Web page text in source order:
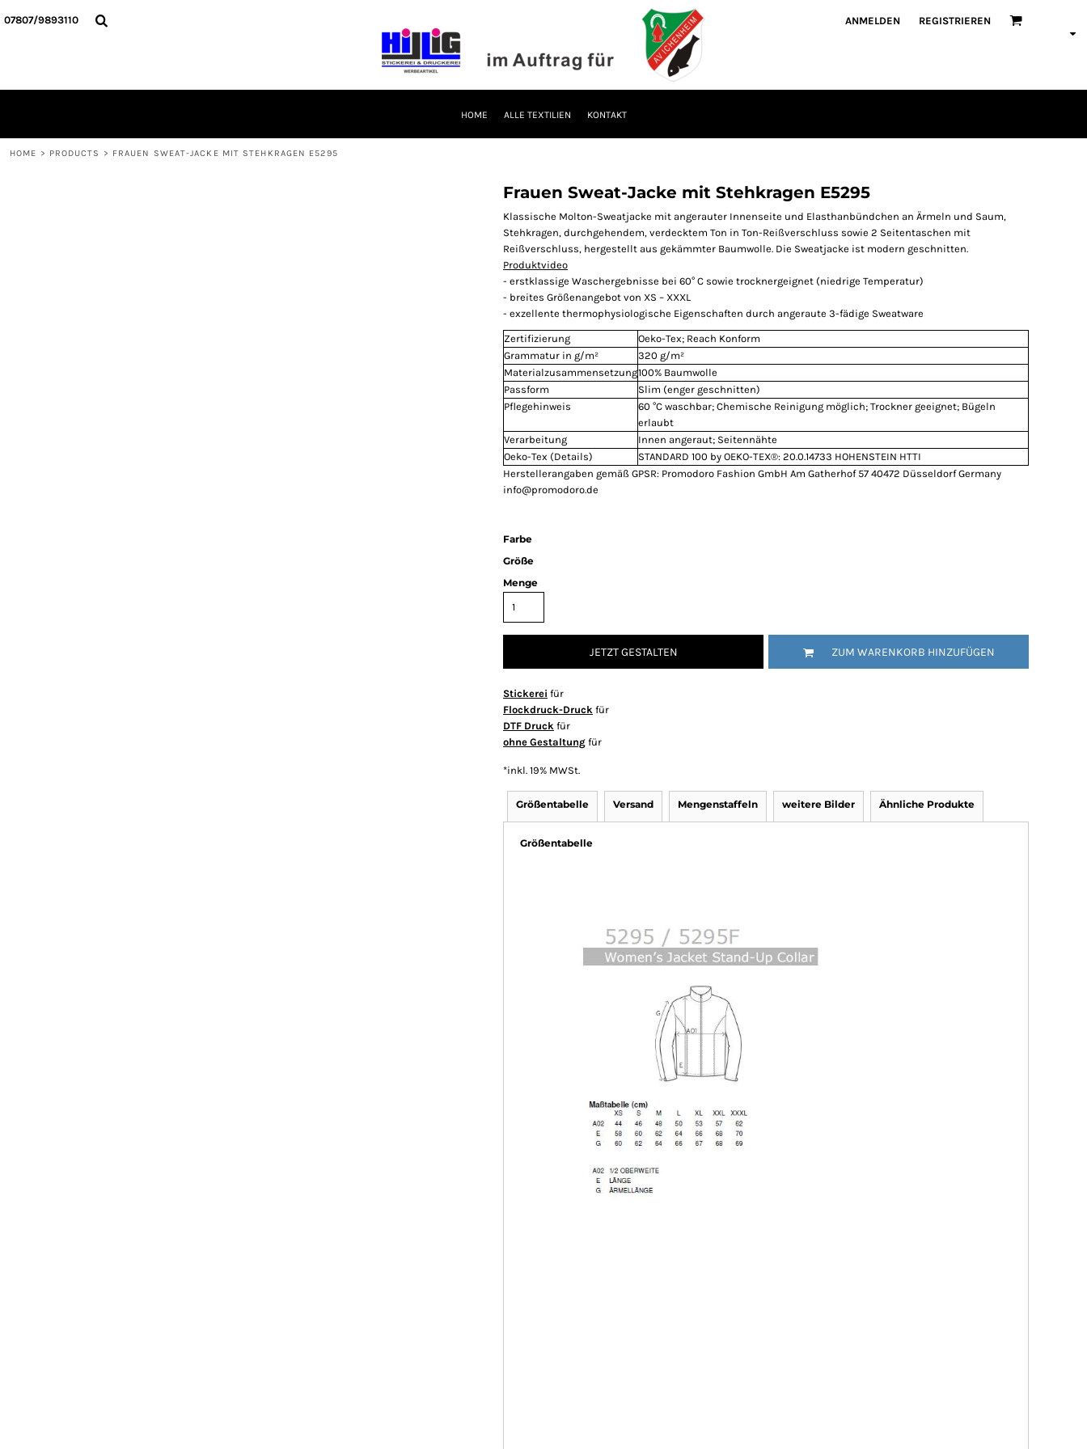
07807/9893110 ANMELDEN REGISTRIEREN
HOME ALLE TEXTILIEN KONTAKT
HOME > PRODUCTS > FRAUEN SWEAT-JACKE MIT STEHKRAGEN E5295
Frauen Sweat-Jacke mit Stehkragen E5295
Klassische Molton-Sweatjacke mit angerauter Innenseite und Elasthanbündchen an Ärmeln und Saum,
Stehkragen, durchgehendem, verdecktem Ton in Ton-Reißverschluss sowie 2 Seitentaschen mit
Reißverschluss, hergestellt aus gekämmter Baumwolle. Die Sweatjacke ist modern geschnitten.
Produktvideo
- erstklassige Waschergebnisse bei 60° C sowie trocknergeignet (niedrige Temperatur)
- breites Größenangebot von XS – XXXL
- exzellente thermophysiologische Eigenschaften durch angeraute 3-fädige Sweatware
Zertifizierung
Oeko-Tex; Reach Konform
Grammatur in g/m²
320 g/m²
Materialzusammensetzung100% Baumwolle
Passform
Slim (enger geschnitten)
Pflegehinweis
60 °C waschbar; Chemische Reinigung möglich; Trockner geeignet; Bügeln
erlaubt
Verarbeitung
Innen angeraut; Seitennähte
Oeko-Tex (Details)
STANDARD 100 by OEKO-TEX®: 20.0.14733 HOHENSTEIN HTTI
Herstellerangaben gemäß GPSR: Promodoro Fashion GmbH Am Gatherhof 57 40472 Düsseldorf Germany
info@promodoro.de
Farbe
Größe
Menge
JETZT GESTALTEN ZUM WARENKORB HINZUFÜGEN
Stickerei für
Flockdruck-Druck für
DTF Druck für
ohne Gestaltung für
*inkl. 19% MWSt.
Größentabelle Versand Mengenstaffeln weitere Bilder Ähnliche Produkte
Größentabelle
HOME
ANMELDEN